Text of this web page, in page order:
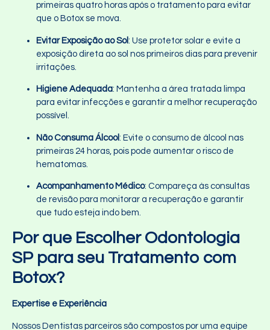
primeiras quatro horas após o tratamento para evitar
que o Botox se mova.
Evitar Exposição ao Sol: Use protetor solar e evite a
exposição direta ao sol nos primeiros dias para prevenir
irritações.
Higiene Adequada: Mantenha a área tratada limpa
para evitar infecções e garantir a melhor recuperação
possível.
Não Consuma Álcool: Evite o consumo de álcool nas
primeiras 24 horas, pois pode aumentar o risco de
hematomas.
Acompanhamento Médico: Compareça às consultas
de revisão para monitorar a recuperação e garantir
que tudo esteja indo bem.
Por que Escolher Odontologia
SP para seu Tratamento com
Botox?
Expertise e Experiência
Nossos Dentistas parceiros são compostos por uma equipe